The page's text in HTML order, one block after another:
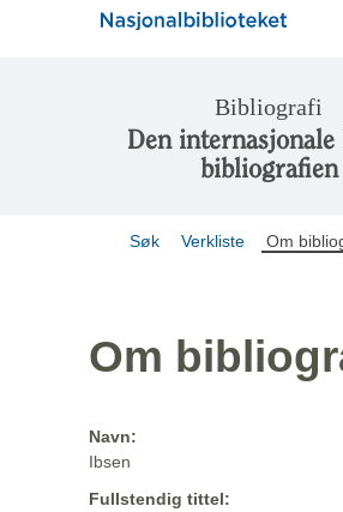
Bibliografi
Den internasjonale
bibliografien
Søk Verkliste Om
Om
Navn:
Ibsen
Fullstendig tittel: